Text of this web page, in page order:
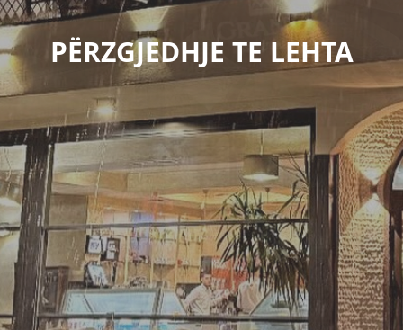
PËRZGJEDHJE TE LEHTA